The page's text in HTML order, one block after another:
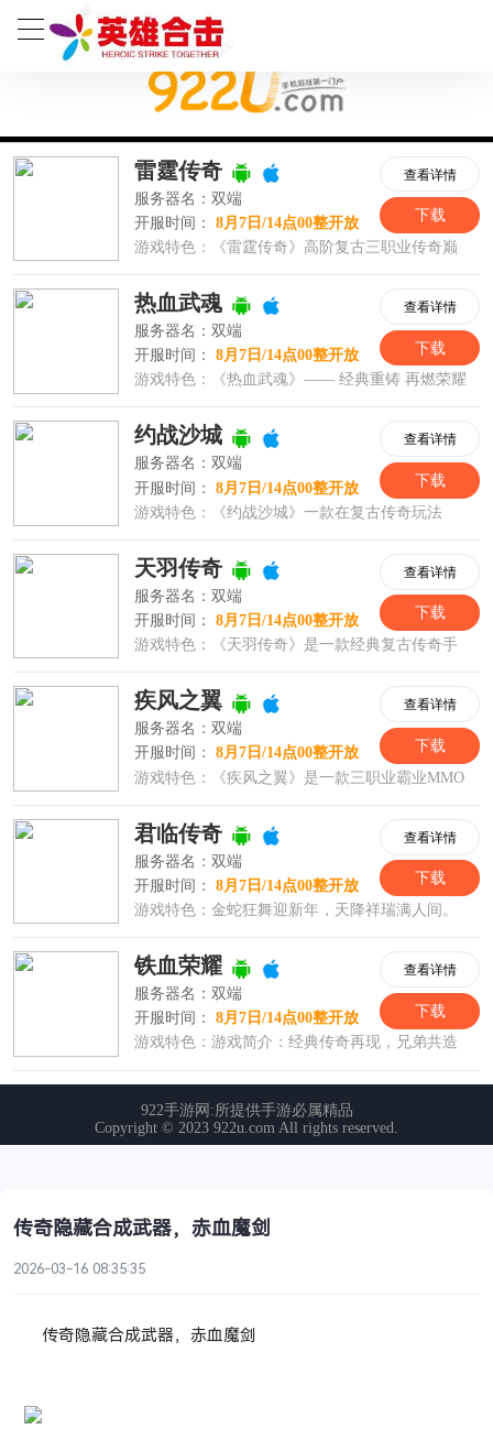
传奇隐藏合成武器，赤血魔剑
2026-03-16 08:35:35
传奇隐藏合成武器，赤血魔剑